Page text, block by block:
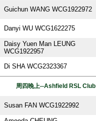
Guichun WANG WCG1922972
Danyi WU WCG1622275
Daisy Yuen Man LEUNG
WCG1922957
Di SHA WCG2323367
周四晚上--Ashfield RSL Club
Susan FAN WCG1922992